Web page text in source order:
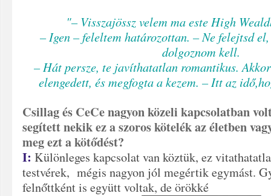
"– Visszajössz velem ma este High
– Igen – feleltem határozottan. – Ne felejtsd
dolgoznom kell.
– Hát persze, te javíthatatlan romantikus.
elengedett, és megfogta a kezem. – Itt az
Csillag és CeCe nagyon közeli kapcsolatban
segített nekik ez a szoros kötelék az életben
meg ezt a kötődést?
I: Különleges kapcsolat van köztük, ez
testvérek, mégis nagyon jól megértik egymást.
felnőttként is együtt voltak, de örökké